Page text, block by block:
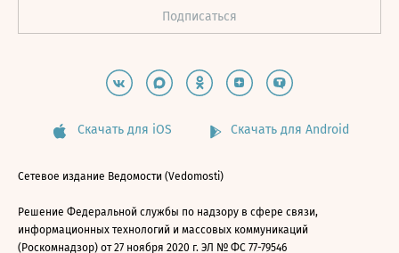
Скачать для iOS Скачать для Android
Сетевое издание Ведомости (Vedomosti)
Решение Федеральной службы по надзору в сфере связи,
информационных технологий и массовых коммуникаций
(Роскомнадзор) от 27 ноября 2020 г. ЭЛ № ФС 77-79546